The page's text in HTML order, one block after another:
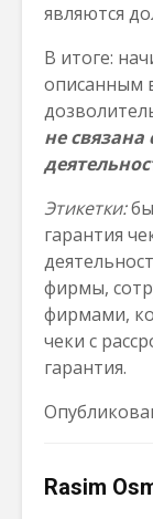
являются
В итоге:
описанным
не
Этикетки:
гарантия
фирмы,
фирмами,
чеки с
гарантия.
Rasim